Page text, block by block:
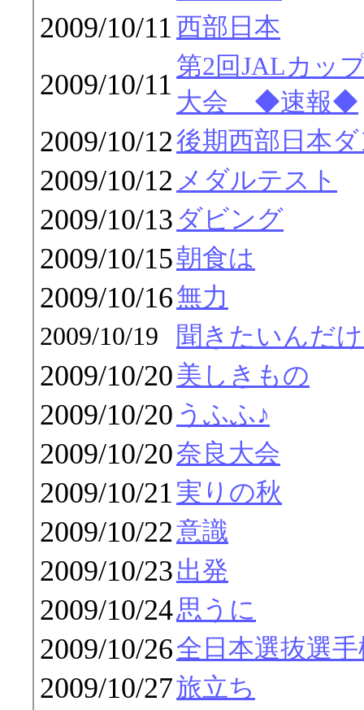
2009/10/11西部日本
2009/10/11
第2回JALカッ
大会 ◆速報◆
2009/10/12後期西部日本
2009/10/12 メダルテスト
2009/10/13 ダビング
2009/10/15朝食は
2009/10/16無力
2009/10/19
聞きたいんだ
2009/10/20美しきもの
2009/10/20 うふふ♪
2009/10/20奈良大会
2009/10/21実りの秋
2009/10/22意識
2009/10/23出発
2009/10/24思うに
2009/10/26全日本選抜選手
2009/10/27旅立ち